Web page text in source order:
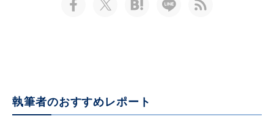
執筆者のおすすめレポート